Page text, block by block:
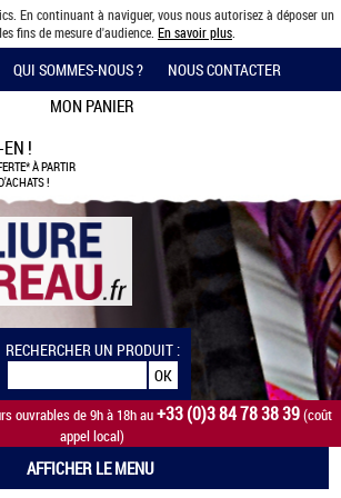
En continuant à naviguer, vous nous autorisez à déposer un
fins de mesure d'audience. En savoir plus
QUI SOMMES-NOUS ? NOUS CONTACTER
MON PANIER
!
À PARTIR
!
RECHERCHER UN PRODUIT :
ouvrables de 9h à 18h au+33 (0)3 84 78 38 39(coût
appel local)
AFFICHER LE MENU